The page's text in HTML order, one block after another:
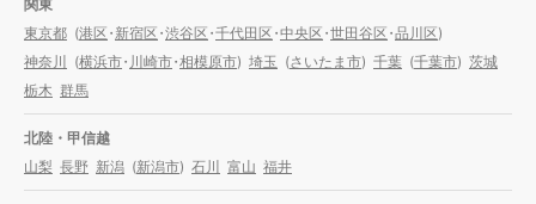
関東
東京都 (港区・新宿区・渋谷区・千代田区・中央区・世田谷区・品川区)
神奈川
(横浜市・川崎市・相模原市) 埼玉 (さいたま市) 千葉 (千葉市) 茨城
栃木 群馬
北陸・甲信越
山梨 長野 新潟 (新潟市) 石川 富山 福井